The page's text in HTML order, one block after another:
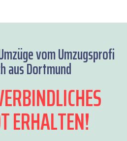
vom Umzugsprofi
aus Dortmund
ERHALTEN!